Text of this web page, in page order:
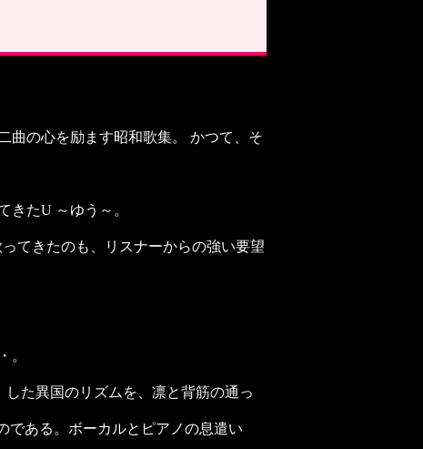
曲の心を励ます昭和歌集。 かつて、そ
きたU ～ゆう～。
てきたのも、リスナーからの強い要望
。
た異国のリズムを、凛と背筋の通っ
である。ボーカルとピアノの息遣い